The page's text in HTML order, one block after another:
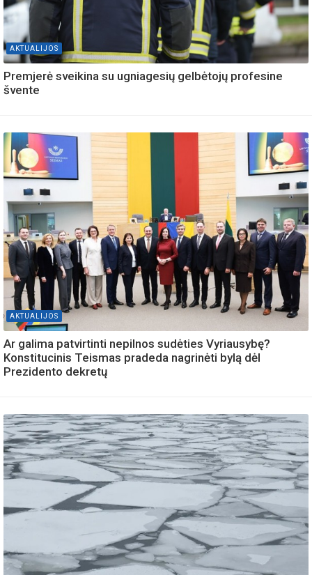
AKTUALIJOS
Premjerė sveikina su ugniagesių gelbėtojų profesine
švente
AKTUALIJOS
Ar galima patvirtinti nepilnos sudėties Vyriausybę?
Konstitucinis Teismas pradeda nagrinėti bylą dėl
Prezidento dekretų